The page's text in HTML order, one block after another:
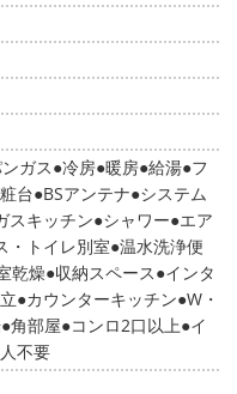
ガス 冷房 暖房 給湯 フ
台 BSアンテナ システム
スキッチン シャワー エア
・トイレ別室 温水洗浄便
乾燥 収納スペース インタ
カウンターキッチン W・
角部屋 コンロ2口以上 イ
不要